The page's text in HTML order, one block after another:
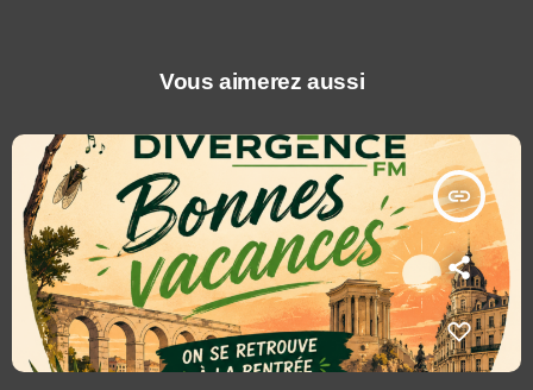
Vous aimerez aussi
insert_link